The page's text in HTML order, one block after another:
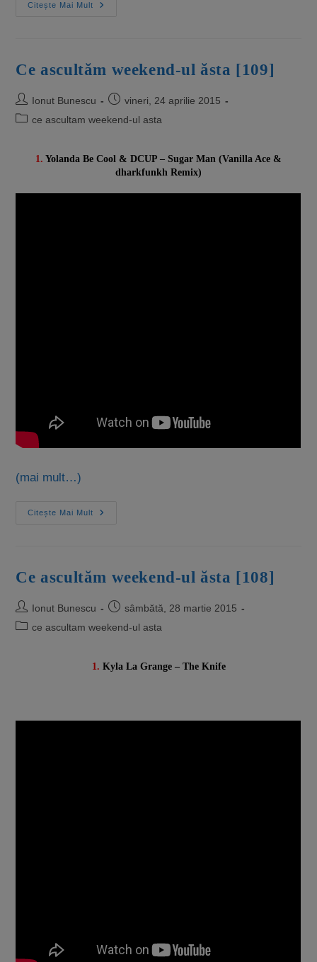
Citește Mai Mult
Ce ascultăm weekend-ul ăsta [109]
Ionut Bunescu
vineri, 24 aprilie 2015
ce ascultam weekend-ul asta
1. Yolanda Be Cool & DCUP – Sugar Man (Vanilla Ace &
dharkfunkh Remix)
(mai mult…)
Citește Mai Mult
Ce ascultăm weekend-ul ăsta [108]
Ionut Bunescu
sâmbătă, 28 martie 2015
ce ascultam weekend-ul asta
1. Kyla La Grange – The Knife